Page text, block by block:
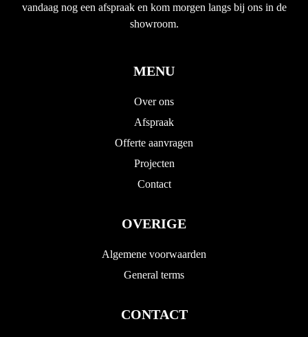
vandaag nog een afspraak en kom morgen langs bij ons in de
showroom.
MENU
Over ons
Afspraak
Offerte aanvragen
Projecten
Contact
OVERIGE
Algemene voorwaarden
General terms
CONTACT